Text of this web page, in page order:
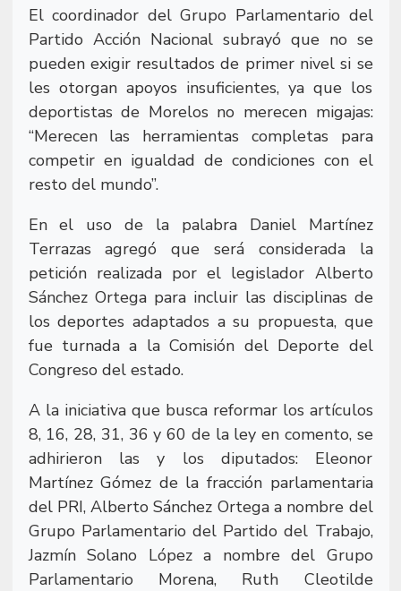
El coordinador del Grupo Parlamentario del
Partido Acción Nacional subrayó que no se
pueden exigir resultados de primer nivel si se
les otorgan apoyos insuficientes, ya que los
deportistas de Morelos no merecen migajas:
“Merecen las herramientas completas para
competir en igualdad de condiciones con el
resto del mundo”.
En el uso de la palabra Daniel Martínez
Terrazas agregó que será considerada la
petición realizada por el legislador Alberto
Sánchez Ortega para incluir las disciplinas de
los deportes adaptados a su propuesta, que
fue turnada a la Comisión del Deporte del
Congreso del estado.
A la iniciativa que busca reformar los artículos
8, 16, 28, 31, 36 y 60 de la ley en comento, se
adhirieron las y los diputados: Eleonor
Martínez Gómez de la fracción parlamentaria
del PRI, Alberto Sánchez Ortega a nombre del
Grupo Parlamentario del Partido del Trabajo,
Jazmín Solano López a nombre del Grupo
Parlamentario Morena, Ruth Cleotilde